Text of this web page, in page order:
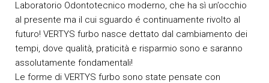
Laboratorio Odontotecnico moderno, che ha sì un’occhio
al presente ma il cui sguardo é continuamente rivolto al
futuro! VERTYS furbo nasce dettato dal cambiamento dei
tempi, dove qualità, praticità e risparmio sono e saranno
assolutamente fondamentali!
Le forme di VERTYS furbo sono state pensate con